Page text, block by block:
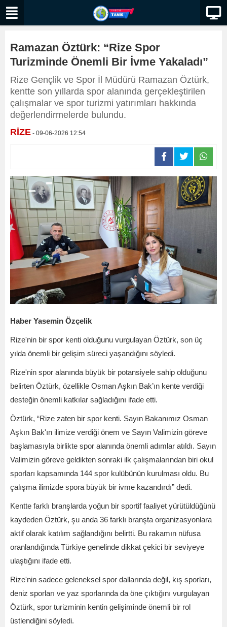
Ramazan Öztürk: “Rize Spor
Turizminde Önemli Bir İvme Yakaladı”
Rize Gençlik ve Spor İl Müdürü Ramazan Öztürk,
kentte son yıllarda spor alanında gerçekleştirilen
çalışmalar ve spor turizmi yatırımları hakkında
değerlendirmelerde bulundu.
RİZE - 09-06-2026 12:54
Haber Yasemin Özçelik
Rize'nin bir spor kenti olduğunu vurgulayan Öztürk, son üç
yılda önemli bir gelişim süreci yaşandığını söyledi.
Rize'nin spor alanında büyük bir potansiyele sahip olduğunu
belirten Öztürk, özellikle Osman Aşkın Bak’ın kente verdiği
desteğin önemli katkılar sağladığını ifade etti.
Öztürk, “Rize zaten bir spor kenti. Sayın Bakanımız Osman
Aşkın Bak'ın ilimize verdiği önem ve Sayın Valimizin göreve
başlamasıyla birlikte spor alanında önemli adımlar atıldı. Sayın
Valimizin göreve geldikten sonraki ilk çalışmalarından biri okul
sporları kapsamında 144 spor kulübünün kurulması oldu. Bu
çalışma ilimizde spora büyük bir ivme kazandırdı” dedi.
Kentte farklı branşlarda yoğun bir sportif faaliyet yürütüldüğünü
kaydeden Öztürk, şu anda 36 farklı branşta organizasyonlara
aktif olarak katılım sağlandığını belirtti. Bu rakamın nüfusa
oranlandığında Türkiye genelinde dikkat çekici bir seviyeye
ulaştığını ifade etti.
Rize'nin sadece geleneksel spor dallarında değil, kış sporları,
deniz sporları ve yaz sporlarında da öne çıktığını vurgulayan
Öztürk, spor turizminin kentin gelişiminde önemli bir rol
üstlendiğini söyledi.